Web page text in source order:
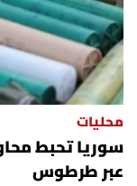
محليات
سوريا تحبط
عبر طرطوس